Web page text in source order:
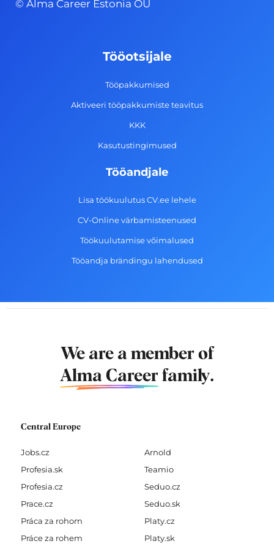
e
-
t
g
r
a
m
d
i
n
© Alma Career Estonia OÜ
Tööotsijale
Tööpakkumised
Aktiveeri tööpakkumiste teavitus
KKK
Kasutustingimused
Tööandjale
Lisa töökuulutus CV.ee lehele
CV-Online värbamisteenused
Töökuulutamise võimalused
Tööandja brändingu lahendused
We are a member of
Alma Career family.
Central Europe
Jobs.cz
Profesia.sk
Profesia.cz
Prace.cz
Práca za rohom
Práce za rohem
Arnold
Teamio
Seduo.cz
Seduo.sk
Platy.cz
Platy.sk